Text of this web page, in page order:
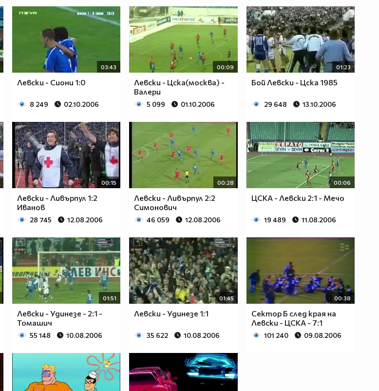
03:43
Левски - Сиони 1:0
8 249 02.10.2006
00:09
Левски - Цска(москва) -
Валери
5 099 01.10.2006
01:23
Бой Левски - Цска 1985
29 648 13.10.2006
00:15
Левски - Ливърпул 1:2
Иванов
28 745 12.08.2006
00:28
Левски - Ливърпул 2:2
Симонович
46 059 12.08.2006
00:06
ЦСКА - Левски 2:1 - Мечо
19 489 11.08.2006
01:51
Левски - Удинезе - 2:1 -
Томашич
55 148 10.08.2006
01:45
Левски - Удинезе 1:1
35 622 10.08.2006
00:38
Сектор Б след края на
Левски - ЦСКА - 7:1
101 240 09.08.2006